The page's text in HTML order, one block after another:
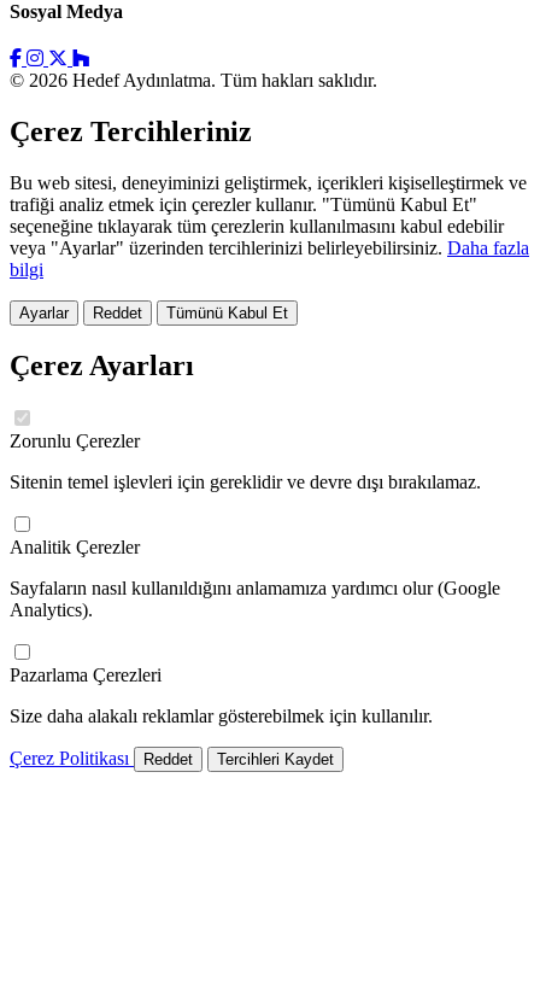
Sosyal Medya
© 2026 Hedef Aydınlatma. Tüm hakları saklıdır.
Çerez Tercihleriniz
Bu web sitesi, deneyiminizi geliştirmek, içerikleri kişiselleştirmek ve
trafiği analiz etmek için çerezler kullanır. "Tümünü Kabul Et"
seçeneğine tıklayarak tüm çerezlerin kullanılmasını kabul edebilir
veya "Ayarlar" üzerinden tercihlerinizi belirleyebilirsiniz. Daha fazla
bilgi
Ayarlar Reddet Tümünü Kabul Et
Çerez Ayarları
Zorunlu Çerezler
Sitenin temel işlevleri için gereklidir ve devre dışı bırakılamaz.
Analitik Çerezler
Sayfaların nasıl kullanıldığını anlamamıza yardımcı olur (Google
Analytics).
Pazarlama Çerezleri
Size daha alakalı reklamlar gösterebilmek için kullanılır.
Çerez Politikası Reddet Tercihleri Kaydet